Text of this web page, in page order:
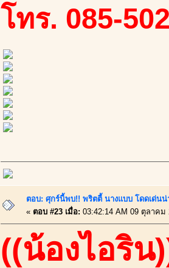
โทร. 085-
ตอบ: ศุกร์นี้พบ!! พริตตี้ นางแบบ โดดเด่นน่
« ตอบ #23 เมื่อ: 03:42:14 AM 09 ตุลาคม
((น้องไอริน